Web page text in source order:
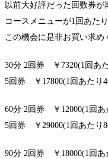
以前大好評だった回数券が
コースメニューが1回あた
この機会に是非お買い求め
30分 2回券 ￥7320(1回あ
5回券 ￥17800(1回あたり
60分 2回券 ￥12000(1回あ
5回券 ￥29000(1回あたり
90分 2回券 ￥18000(1回あ